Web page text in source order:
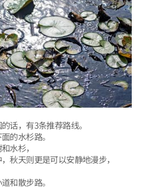
话，有3条推荐路线。
的水杉路。
水杉，
秋天则更是可以安静地漫步，
和散步路。